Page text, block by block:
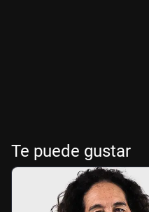
Te puede gustar